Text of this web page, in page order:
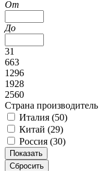
От
До
31
663
1296
1928
2560
Страна производитель
Италия (50)
Китай (29)
Россия (30)